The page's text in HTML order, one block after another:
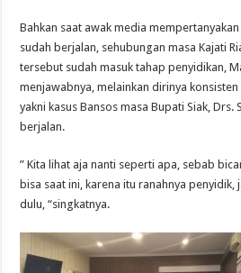
Bahkan saat awak media
sudah berjalan, sehubungan masa Kajati
tersebut sudah masuk tahap penyidikan,
menjawabnya, melainkan dirinya
yakni kasus Bansos masa Bupati Siak, Drs.
berjalan.
” Kita lihat aja nanti seperti apa, sebab
bisa saat ini, karena itu ranahnya penyidik,
dulu, “singkatnya.